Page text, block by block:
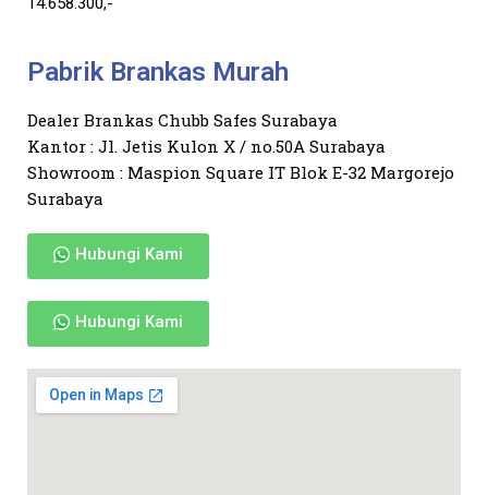
Pabrik Brankas Murah
Dealer Brankas Chubb Safes Surabaya
Kantor : Jl. Jetis Kulon X / no.50A Surabaya
Showroom : Maspion Square IT Blok E-32 Margorejo
Surabaya
Hubungi Kami
Hubungi Kami